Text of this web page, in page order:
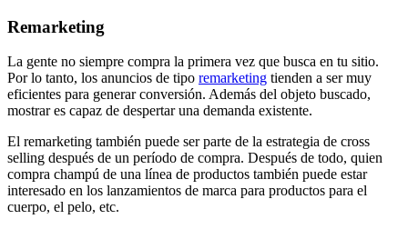
Remarketing
La gente no siempre compra la primera vez que busca en tu sitio.
Por lo tanto, los anuncios de tipo remarketing tienden a ser muy
eficientes para generar conversión. Además del objeto buscado,
mostrar es capaz de despertar una demanda existente.
El remarketing también puede ser parte de la estrategia de cross
selling después de un período de compra. Después de todo, quien
compra champú de una línea de productos también puede estar
interesado en los lanzamientos de marca para productos para el
cuerpo, el pelo, etc.